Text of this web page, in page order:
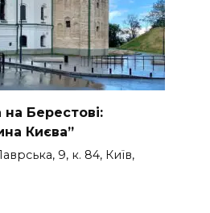
Берестові:
Києва”
9, к. 84, Київ,